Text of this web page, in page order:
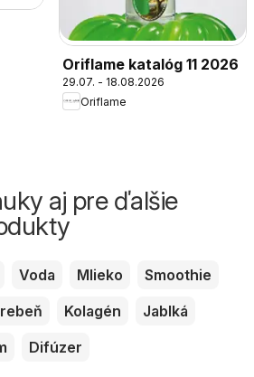
Oriflame katalóg 11 2026
29.07. - 18.08.2026
Oriflame
aj pre ďalšie
Voda Mlieko
Smoothie
Kolagén
Jablká
Difúzer